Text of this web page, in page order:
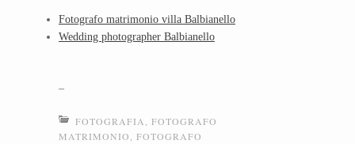
Fotografo matrimonio villa Balbianello
Wedding photographer Balbianello
–
FOTOGRAFIA
FOTOGRAFO
MATRIMONIO
FOTOGRAFO